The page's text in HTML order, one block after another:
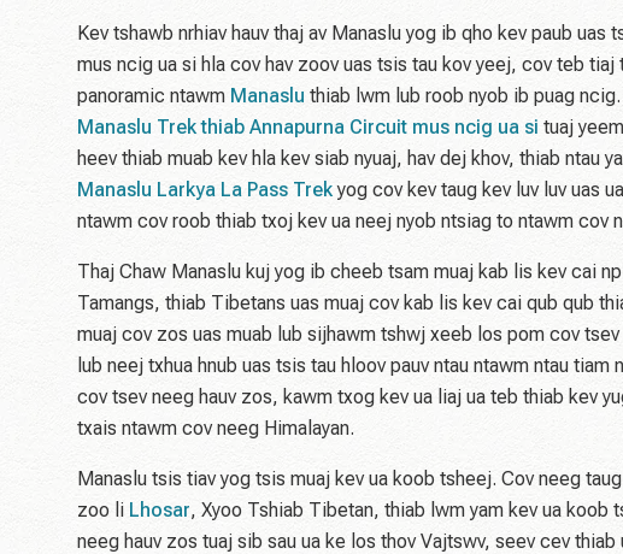
Kev tshawb nrhiav hauv thaj av Manaslu yog ib qho kev paub uas
mus ncig ua si hla cov hav zoov uas tsis tau kov yeej, cov teb
panoramic ntawm Manaslu thiab lwm lub roob nyob ib puag
Manaslu Trek thiab Annapurna Circuit mus ncig ua si tuaj
heev thiab muab kev hla kev siab nyuaj, hav dej khov, thiab ntau
Manaslu Larkya La Pass Trekyog cov kev taug kev luv luv uas
ntawm cov roob thiab txoj kev ua neej nyob ntsiag to ntawm cov
Thaj Chaw Manaslu kuj yog ib cheeb tsam muaj kab lis kev cai
Tamangs, thiab Tibetans uas muaj cov kab lis kev cai qub qub
muaj cov zos uas muab lub sijhawm tshwj xeeb los pom cov
lub neej txhua hnub uas tsis tau hloov pauv ntau ntawm ntau
cov tsev neeg hauv zos, kawm txog kev ua liaj ua teb thiab kev
txais ntawm cov neeg Himalayan.
Manaslu tsis tiav yog tsis muaj kev ua koob tsheej. Cov neeg
zoo li Lhosar, Xyoo Tshiab Tibetan, thiab lwm yam kev ua
neeg hauv zos tuaj sib sau ua ke los thov Vajtswv, seev cev